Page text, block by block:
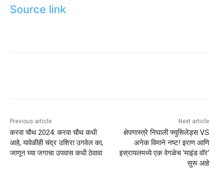
Source link
Previous article
करवा चौथ 2024: करवा चौथ कधी
आहे, यावेळीही चंद्र उशिरा उगवेल का,
जाणून घ्या जगाचा उपवास कधी ठेवावा
Next article
क्षेपणास्त्रे निघाली फ्युसिलेड्स VS
अनेक विमाने नष्ट! इराण आणि
इस्रायलमध्ये एक वेगळेच 'माइंड वॉर'
सुरू आहे